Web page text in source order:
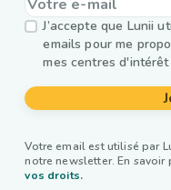
J’accepte que Lunii
emails pour me
mes centres d'intérêt
Votre email est utilisé par
notre newsletter. En savoir
vos droits.